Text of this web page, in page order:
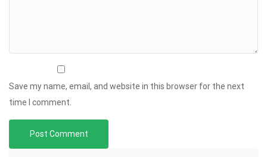
Save my name, email, and website in this browser for the next
time I comment.